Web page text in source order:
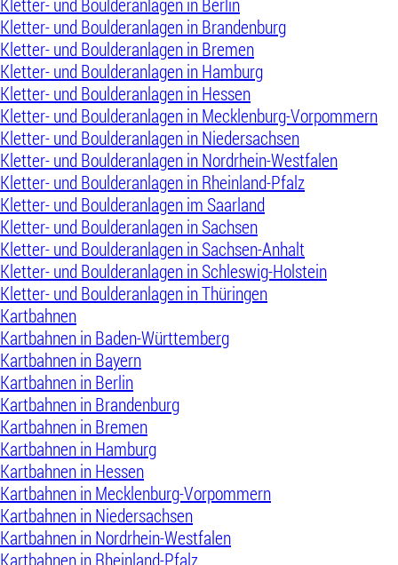
Kletter- und Boulderanlagen in Berlin
Kletter- und Boulderanlagen in Brandenburg
Kletter- und Boulderanlagen in Bremen
Kletter- und Boulderanlagen in Hamburg
Kletter- und Boulderanlagen in Hessen
Kletter- und Boulderanlagen in Mecklenburg-Vorpommern
Kletter- und Boulderanlagen in Niedersachsen
Kletter- und Boulderanlagen in Nordrhein-Westfalen
Kletter- und Boulderanlagen in Rheinland-Pfalz
Kletter- und Boulderanlagen im Saarland
Kletter- und Boulderanlagen in Sachsen
Kletter- und Boulderanlagen in Sachsen-Anhalt
Kletter- und Boulderanlagen in Schleswig-Holstein
Kletter- und Boulderanlagen in Thüringen
Kartbahnen
Kartbahnen in Baden-Württemberg
Kartbahnen in Bayern
Kartbahnen in Berlin
Kartbahnen in Brandenburg
Kartbahnen in Bremen
Kartbahnen in Hamburg
Kartbahnen in Hessen
Kartbahnen in Mecklenburg-Vorpommern
Kartbahnen in Niedersachsen
Kartbahnen in Nordrhein-Westfalen